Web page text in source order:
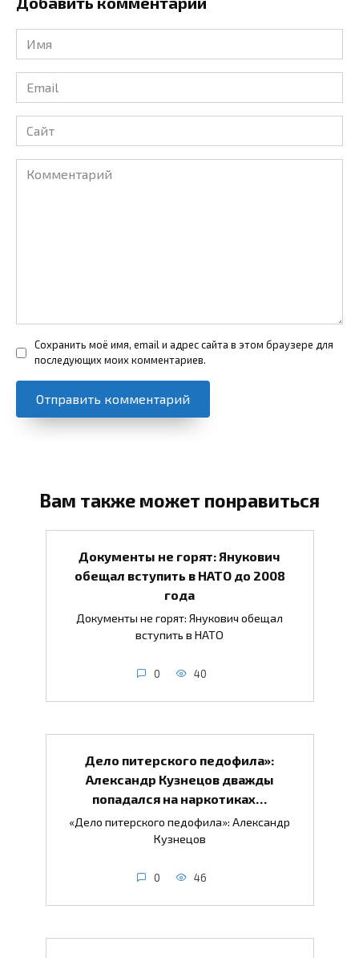
Имя
*
Email
*
Сайт
Комментарий
Сохранить моё имя, email и адрес сайта в этом браузере для
последующих моих комментариев.
Вам также может понравиться
Документы не горят: Янукович
обещал вступить в НАТО до 2008
года
Документы не горят: Янукович обещал
вступить в НАТО
0 40
Дело питерского педофила»:
Александр Кузнецов дважды
попадался на наркотиках…
«Дело питерского педофила»: Александр
Кузнецов
0 46